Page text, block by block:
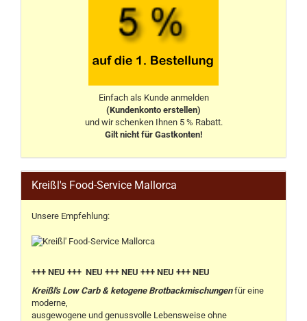
Einfach als Kunde anmelden
(Kundenkonto erstellen)
und wir schenken Ihnen 5 % Rabatt.
Gilt nicht für Gastkonten!
Kreißl's Food-Service Mallorca
Unsere Empfehlung:
+++ NEU +++ NEU +++ NEU +++ NEU +++ NEU
Kreißl's Low Carb & ketogene Brotbackmischungenfür eine
moderne,
ausgewogene und genussvolle Lebensweise ohne